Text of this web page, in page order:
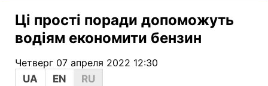
Ці прості поради допоможуть
водіям економити бензин
Четверг 07 апреля 2022 12:30
UA
EN RU